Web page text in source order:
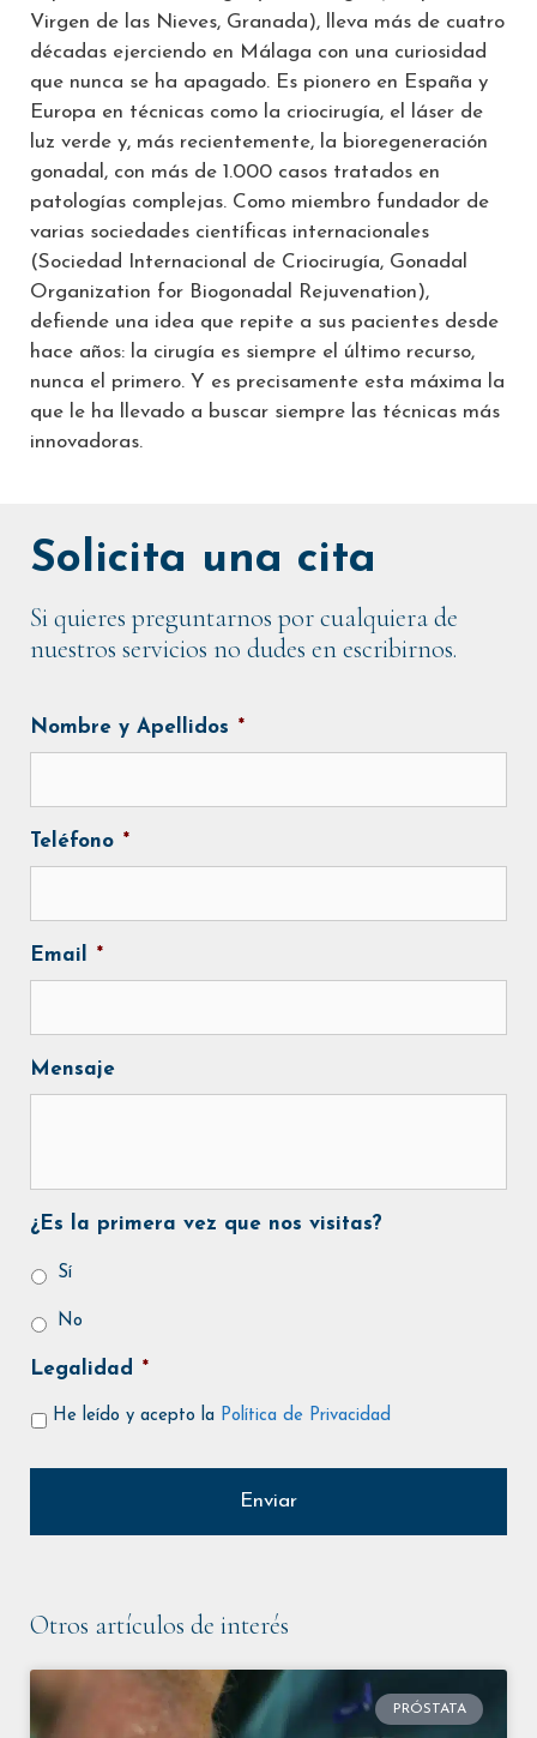
Virgen de las Nieves, Granada), lleva más de cuatro
décadas ejerciendo en Málaga con una curiosidad
que nunca se ha apagado. Es pionero en España y
Europa en técnicas como la criocirugía, el láser de
luz verde y, más recientemente, la bioregeneración
gonadal, con más de 1.000 casos tratados en
patologías complejas. Como miembro fundador de
varias sociedades científicas internacionales
(Sociedad Internacional de Criocirugía, Gonadal
Organization for Biogonadal Rejuvenation),
defiende una idea que repite a sus pacientes desde
hace años: la cirugía es siempre el último recurso,
nunca el primero. Y es precisamente esta máxima la
que le ha llevado a buscar siempre las técnicas más
innovadoras.
Solicita una cita
Si quieres preguntarnos por cualquiera de
nuestros servicios no dudes en escribirnos.
Nombre y Apellidos *
Teléfono *
Email *
Mensaje
¿Es la primera vez que nos visitas?
Sí
No
Legalidad *
He leído y acepto la Política de Privacidad
Otros artículos de interés
PRÓSTATA